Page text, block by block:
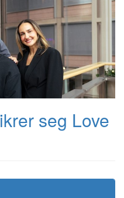
seg Love